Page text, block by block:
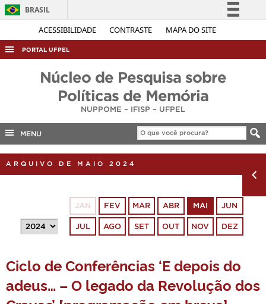
ACESSIBILIDADE CONTRASTE MAPA DO SITE
BRASIL
Simplifique!
Acesso à informação
Legislação
PORTAL UFPEL
ACESSO À INFORMAÇÃO
CONCURSOS
Núcleo de Pesquisa sobre
Políticas de Memória
NUPPOME – IFISP – UFPEL
MENU
ARQUIVO DE MAIO 2024
JAN FEV MAR ABR MAI JUN
JUL AGO SET OUT NOV DEZ
Ciclo de Conferências ‘E depois do
adeus… – O legado da Revolução dos